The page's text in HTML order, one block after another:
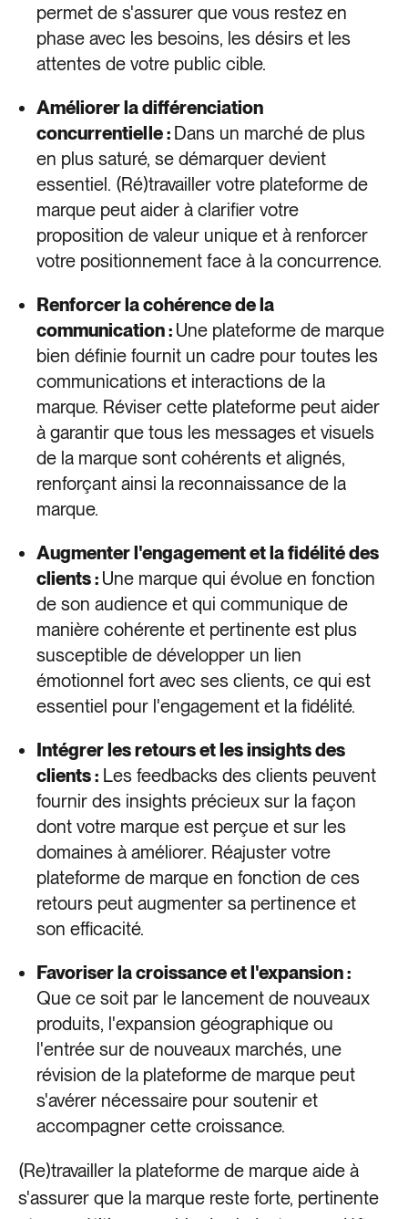
permet de s'assurer que vous restez en
phase avec les besoins, les désirs et les
attentes de votre public cible.
Améliorer la différenciation
concurrentielle : Dans un marché de plus
en plus saturé, se démarquer devient
essentiel. (Ré)travailler votre plateforme de
marque peut aider à clarifier votre
proposition de valeur unique et à renforcer
votre positionnement face à la concurrence.
Renforcer la cohérence de la
communication : Une plateforme de marque
bien définie fournit un cadre pour toutes les
communications et interactions de la
marque. Réviser cette plateforme peut aider
à garantir que tous les messages et visuels
de la marque sont cohérents et alignés,
renforçant ainsi la reconnaissance de la
marque.
Augmenter l'engagement et la fidélité des
clients : Une marque qui évolue en fonction
de son audience et qui communique de
manière cohérente et pertinente est plus
susceptible de développer un lien
émotionnel fort avec ses clients, ce qui est
essentiel pour l'engagement et la fidélité.
Intégrer les retours et les insights des
clients : Les feedbacks des clients peuvent
fournir des insights précieux sur la façon
dont votre marque est perçue et sur les
domaines à améliorer. Réajuster votre
plateforme de marque en fonction de ces
retours peut augmenter sa pertinence et
son efficacité.
Favoriser la croissance et l'expansion :
Que ce soit par le lancement de nouveaux
produits, l'expansion géographique ou
l'entrée sur de nouveaux marchés, une
révision de la plateforme de marque peut
s'avérer nécessaire pour soutenir et
accompagner cette croissance.
(Re)travailler la plateforme de marque aide à
s'assurer que la marque reste forte, pertinente